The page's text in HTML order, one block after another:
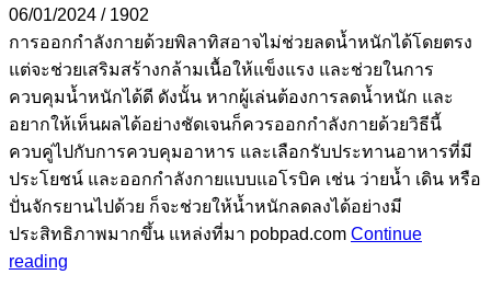
06/01/2024 / 1902
การออกกำลังกายด้วยพิลาทิสอาจไม่ช่วยลดน้ำหนักได้โดยตรง
แต่จะช่วยเสริมสร้างกล้ามเนื้อให้แข็งแรง และช่วยในการ
ควบคุมน้ำหนักได้ดี ดังนั้น หากผู้เล่นต้องการลดน้ำหนัก และ
อยากให้เห็นผลได้อย่างชัดเจนก็ควรออกกำลังกายด้วยวิธีนี้
ควบคู่ไปกับการควบคุมอาหาร และเลือกรับประทานอาหารที่มี
ประโยชน์ และออกกำลังกายแบบแอโรบิค เช่น ว่ายน้ำ เดิน หรือ
ปั่นจักรยานไปด้วย ก็จะช่วยให้น้ำหนักลดลงได้อย่างมี
ประสิทธิภาพมากขึ้น แหล่งที่มา pobpad.com Continue
reading